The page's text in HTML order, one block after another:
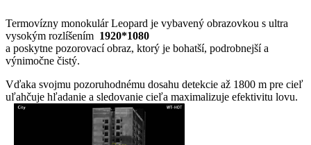
Termovízny monokulár Leopard je vybavený obrazovkou s ultra
vysokým rozlíšením 1920*1080
a poskytne pozorovací obraz, ktorý je bohatší, podrobnejší a
výnimočne čistý.
Vďaka svojmu pozoruhodnému dosahu detekcie až 1800 m pre cieľ
uľahčuje hľadanie a sledovanie cieľa maximalizuje efektivitu lovu.